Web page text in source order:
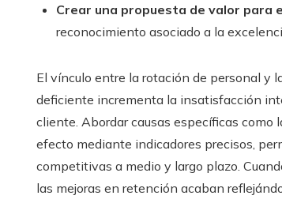
Crear una propuesta de valor para
reconocimiento asociado a la
El vínculo entre la rotación de personal y
deficiente incrementa la insatisfacción
cliente. Abordar causas específicas como
efecto mediante indicadores precisos,
competitivas a medio y largo plazo.
las mejoras en retención acaban